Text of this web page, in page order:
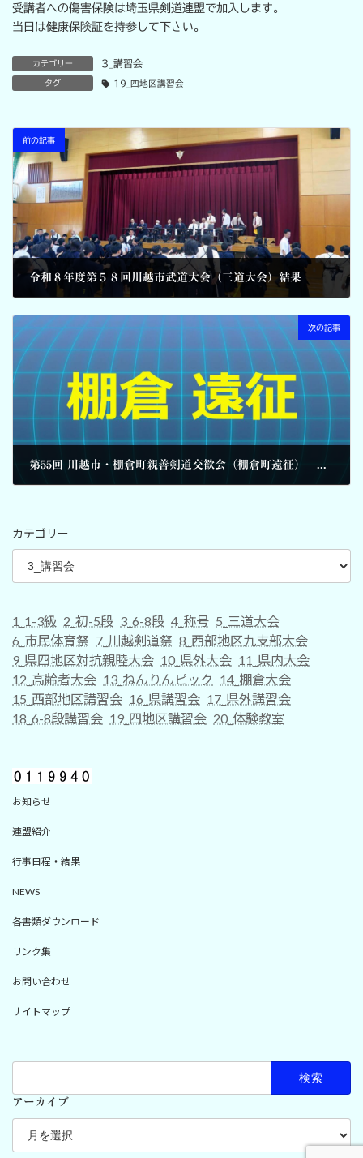
受講者への傷害保険は埼玉県剣道連盟で加入します。
当日は健康保険証を持参して下さい。
カテゴリー 3_講習会
タグ 19_四地区講習会
前の記事
令和８年度第５８回川越市武道大会（三道大会）結果
次の記事
カテゴリー
1_1-3級 2_初-5段 3_6-8段 4_称号 5_三道大会
6_市民体育祭 7_川越剣道祭 8_西部地区九支部大会
9_県四地区対抗親睦大会 10_県外大会 11_県内大会
12_高齢者大会 13_ねんりんピック 14_棚倉大会
15_西部地区講習会 16_県講習会 17_県外講習会
18_6-8段講習会 19_四地区講習会 20_体験教室
お知らせ
連盟紹介
行事日程・結果
NEWS
各書類ダウンロード
リンク集
お問い合わせ
サイトマップ
アーカイブ
ア